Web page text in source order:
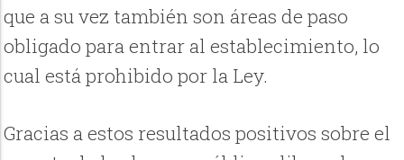
que a su vez también son áreas de paso
obligado para entrar al establecimiento, lo
cual está prohibido por la Ley.
Gracias a estos resultados positivos sobre el